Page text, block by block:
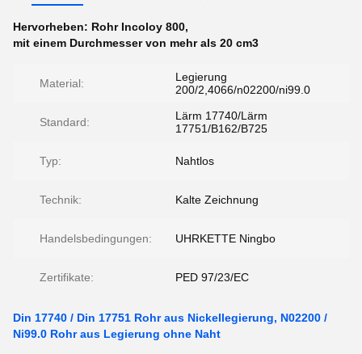
Hervorheben: Rohr Incoloy 800,
mit einem Durchmesser von mehr als 20 cm3
Material:
Legierung
200/2,4066/n02200/ni99.0
Standard:
Lärm 17740/Lärm
17751/B162/B725
Typ: Nahtlos
Technik: Kalte Zeichnung
Handelsbedingungen: UHRKETTE Ningbo
Zertifikate: PED 97/23/EC
Din 17740 / Din 17751 Rohr aus Nickellegierung, N02200 /
Ni99.0 Rohr aus Legierung ohne Naht